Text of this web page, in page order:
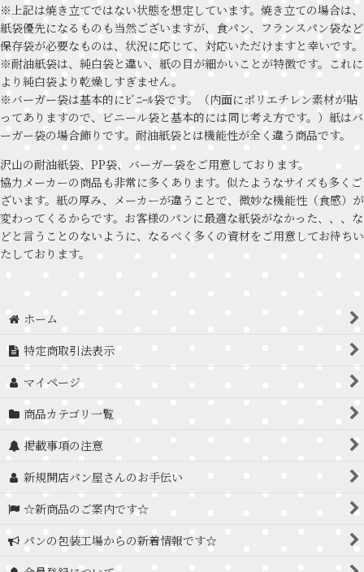
※上記は焼き立てではない状態を想定しています。焼き立ての場合は、
紙袋優先になるものも当然ございますが、食パン、フランスパン袋など
保存袋が必要なものは、状況に応じて、対応いただけますと幸いです。
※耐油紙袋は、純白袋と違い、紙の目が細かいことが特徴です。これに
より純白袋より乾燥しすぎません。
※バーガー袋は基本的にﾋﾞﾆｰﾙ袋です。（内面にポリエチレン素材が貼
ってありますので、ビニール袋と基本的には同じ考え方です。）紙はバ
ーガー袋の場合飾りです。耐油紙袋とは機能性が全く違う商品です。
沢山の耐油紙袋、PP袋、バーガー袋をご用意しております。
協力メーカーの商品も非常に多くあります。似たようなサイズも多くご
ざいます。紙の厚み、メーカーが違うことで、微妙な機能性（食感）が
変わってくるからです。お客様のパンに最適な紙袋がなかった、、、な
どと言うことのないように、なるべく多くの資材をご用意してお待ちい
たしております。
ホーム
特定商取引法表示
マイページ
商品カテゴリ一覧
掲載事項の注意
新規開店パン屋さんのお手伝い
☆新商品のご案内です☆
パンの包装工場からの新着情報です☆